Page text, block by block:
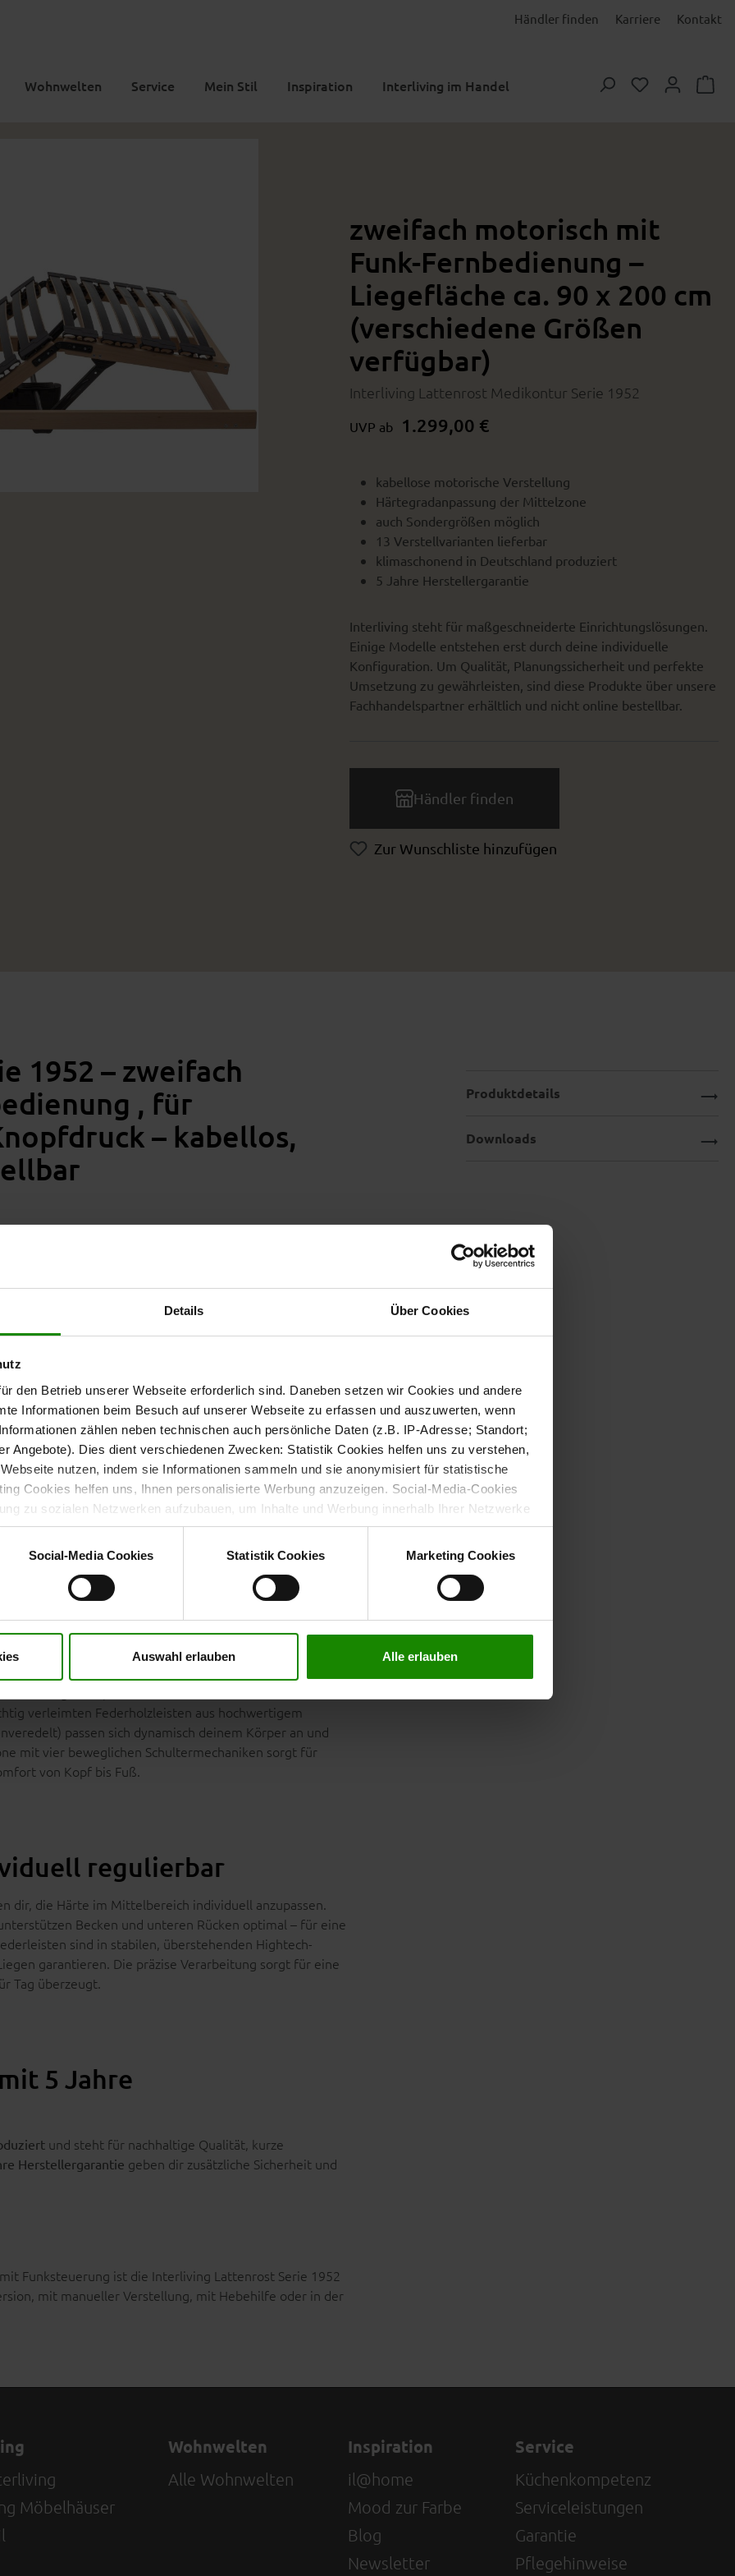
Details Über Cookies
den Betrieb unserer Webseite erforderlich sind. Daneben setzen wir Cookies und andere
Informationen beim Besuch auf unserer Webseite zu erfassen und auszuwerten, wenn
zählen neben technischen auch persönliche Daten (z.B. IP-Adresse; Standort;
Angebote). Dies dient verschiedenen Zwecken: Statistik Cookies helfen uns zu verstehen,
nutzen, indem sie Informationen sammeln und sie anonymisiert für statistische
Cookies helfen uns, Ihnen personalisierte Werbung anzuzeigen. Social-Media-Cookies
zu sozialen Netzwerken aufzubauen, um Inhalte und Werbung innerhalb Ihrer Netzwerke
welche Kategorien sie neben den notwendigen Cookies zulassen möchten.
Sie nur notwendige Cookies zulassen wollen, oder auf „ Einverstanden
“, wenn Sie mit
Wirkung für die Zukunft widerrufen. Für weitere Informationen lesen Sie bitte unsere
Social-Media Cookies Statistik Cookies Marketing Cookies
Auswahl erlauben Alle erlauben
Händler finden Karriere Kontakt
Wohnwelten Service Mein Stil Inspiration Interliving im Handel Du hast 0
zweifach motorisch mit
Funk-Fernbedienung –
Liegefläche ca. 90 x 200 cm
(verschiedene Größen
verfügbar)
Interliving Lattenrost Medikontur Serie 1952
UVP ab 1.299,00 €
kabellose motorische Verstellung
Härtegradanpassung der Mittelzone
auch Sondergrößen möglich
13 Verstellvarianten lieferbar
klimaschonend in Deutschland produziert
5 Jahre Herstellergarantie
Interliving steht für maßgeschneiderte Einrichtungslösungen.
Einige Modelle entstehen erst durch deine individuelle
Konfiguration. Um Qualität, Planungssicherheit und perfekte
Umsetzung zu gewährleisten, sind diese Produkte über unsere
Fachhandelspartner erhältlich und nicht online bestellbar.
Händler finden
Zur Wunschliste hinzufügen
1952 – zweifach
, für
– kabellos,
mit erstklassiger Verarbeitung und sorgt für ein
einer
ideal für großzügige Einzelbetten oder als Einzelelement
kabellos und intuitiv
kabellose Verstellung von Kopf- und Fußteil–
Mit nur einem Knopfdruck findest du deine perfekte
einfach zum Abschalten. Zwei leistungsstarke, flüsterleise
So kannst du Ober- und Unterkörper unabhängig
im Alltag. Diese fein abgestimmte
Liegegefühl in jeder Position.
nachhaltige Qualität
überzeugt durch seine hohe Formstabilität und
bietet er ein solides Fundament für
verleimten Federholzleisten aus hochwertigem
passen sich dynamisch deinem Körper an und
mit vier beweglichen Schultermechaniken sorgt für
von Kopf bis Fuß.
regulierbar
dir, die Härte im Mittelbereich individuell anzupassen.
Becken und unteren Rücken optimal – für eine
sind in stabilen, überstehenden Hightech-
garantieren. Die präzise Verarbeitung sorgt für eine
Tag überzeugt.
5 Jahre
und steht für nachhaltige Qualität, kurze
Herstellergarantie geben dir zusätzliche Sicherheit und
Funksteuerung ist die Interliving Lattenrost Serie 1952
mit manueller Verstellung, mit Hebehilfe oder in der
Produktdetails
Downloads
Möbelhäuser
Wohnwelten
Alle Wohnwelten
Inspiration
il@home
Mood zur Farbe
Blog
Newsletter
Service
Küchenkompetenz
Serviceleistungen
Garantie
Pflegehinweise